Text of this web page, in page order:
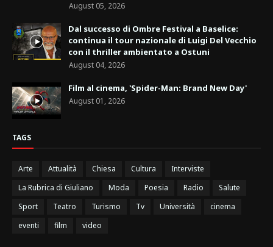
August 05, 2026
Dal successo di Ombre Festival a Baselice:
continua il tour nazionale di Luigi Del Vecchio
con il thriller ambientato a Ostuni
August 04, 2026
Film al cinema, 'Spider-Man: Brand New Day'
August 01, 2026
TAGS
Arte Attualità Chiesa Cultura
Interviste
La Rubrica di Giuliano
Moda Poesia Radio
Salute
Sport
Teatro Turismo Tv Università
cinema
eventi
film video